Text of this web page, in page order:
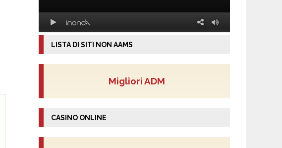
LISTA DI SITI NON AAMS
Migliori ADM
CASINO ONLINE